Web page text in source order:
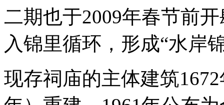
二期也于2009年春节前
入锦里循环，形成“水岸
现存祠庙的主体建筑